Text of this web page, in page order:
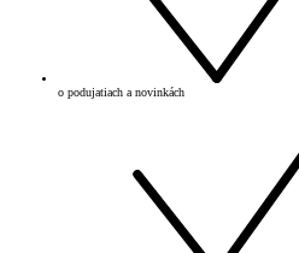
o podujatiach a novinkách